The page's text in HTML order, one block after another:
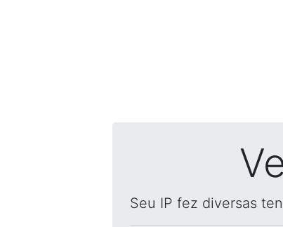
Seu IP fez diversas